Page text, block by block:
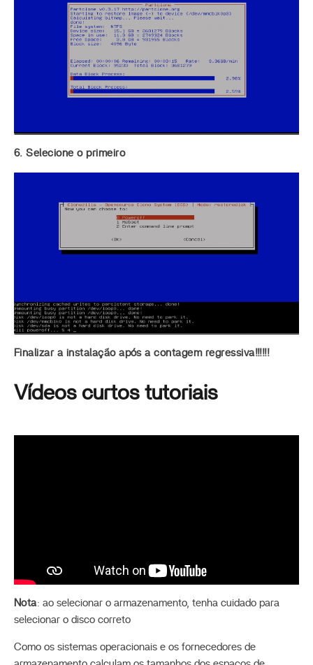
6. Selecione o primeiro
Finalizar a instalação após a contagem regressiva!!!!!!
Vídeos curtos tutoriais
Nota: ao selecionar o armazenamento, tenha cuidado para
selecionar o disco correto
Como os sistemas operacionais e os fornecedores de